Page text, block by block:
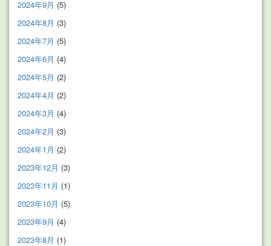
2024年9月 (5)
2024年8月 (3)
2024年7月 (5)
2024年6月 (4)
2024年5月 (2)
2024年4月 (2)
2024年3月 (4)
2024年2月 (3)
2024年1月 (2)
2023年12月 (3)
2023年11月 (1)
2023年10月 (5)
2023年9月 (4)
2023年8月 (1)